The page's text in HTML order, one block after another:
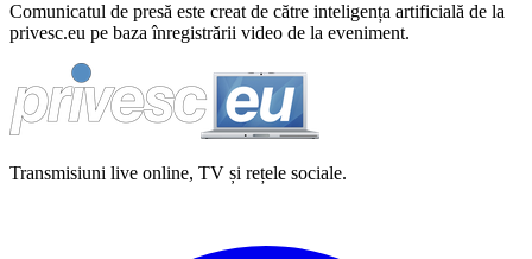
Comunicatul de presă este creat de către inteligența artificială de la
privesc.eu pe baza înregistrării video de la eveniment.
Transmisiuni live online, TV și rețele sociale.